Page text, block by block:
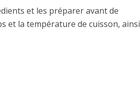
et les préparer avant de
et la température de cuisson, ainsi